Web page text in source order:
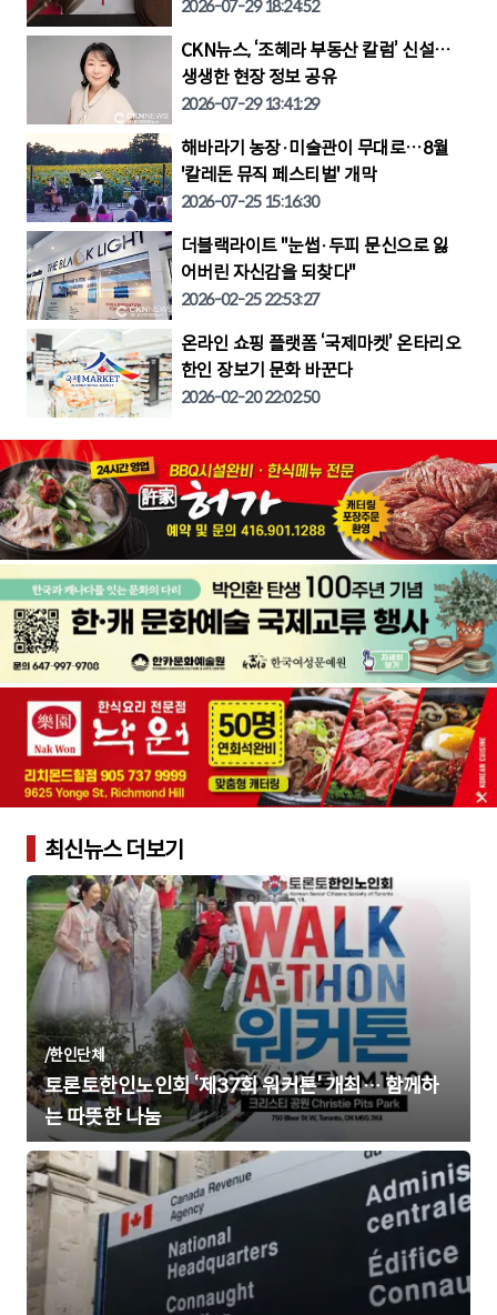
2026-07-29 18:24:52
CKN뉴스, ‘조혜라 부동산 칼럼’ 신설…
생생한 현장 정보 공유
2026-07-29 13:41:29
해바라기 농장·미술관이 무대로…8월
'칼레돈 뮤직 페스티벌' 개막
2026-07-25 15:16:30
더블랙라이트 "눈썹·두피 문신으로 잃
어버린 자신감을 되찾다"
2026-02-25 22:53:27
온라인 쇼핑 플랫폼 ‘국제마켓’ 온타리오
한인 장보기 문화 바꾼다
2026-02-20 22:02:50
최신뉴스 더보기
/한인단체
토론토한인노인회 ‘제37회 워커톤’ 개최… 함께하
는 따뜻한 나눔